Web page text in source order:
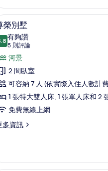
,
景
高
15
榮別墅
8.8 分，滿分 10 分
有夠讚
5 則評論
(5
則
評
論)
河景
2 間臥室
可容納 7 人 (依實際入住人數計
1 張特大雙人床, 1 張單人床和 2
免費無線上網
多資訊